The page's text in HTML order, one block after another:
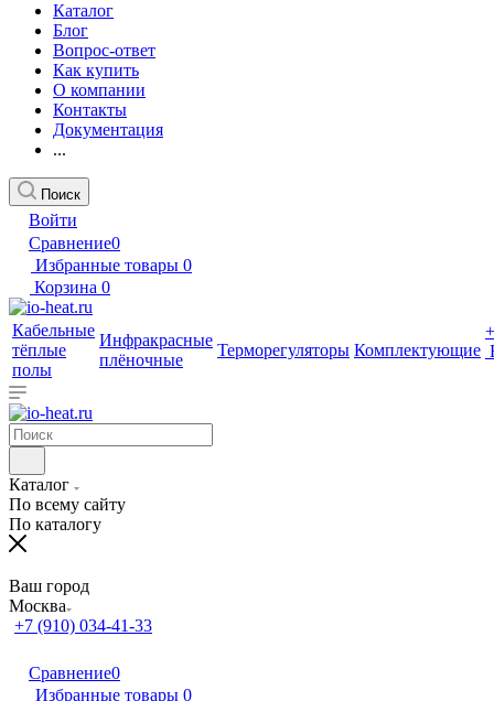
Каталог
Блог
Вопрос-ответ
Как купить
О компании
Контакты
Документация
...
Поиск
Войти
Сравнение0
Избранные товары 0
Корзина 0
Кабельные
тёплые
полы
Инфракрасные
плёночные
Терморегуляторы Комплектующие
+
Каталог
По всему сайту
По каталогу
Ваш город
Москва
+7 (910) 034-41-33
Сравнение0
Избранные товары 0